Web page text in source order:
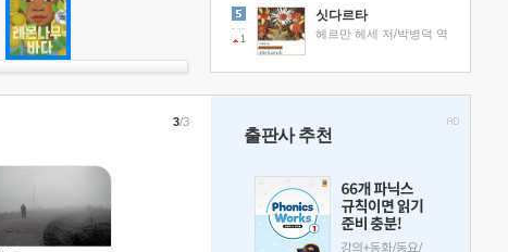
1
싯다르타
헤르만 헤세 저/박병덕 역
3/3
출판사 추천